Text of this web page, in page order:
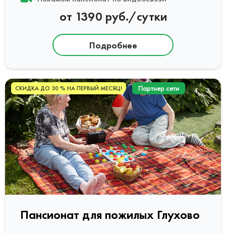
от 1390 руб./сутки
Подробнее
СКИДКА ДО 30 % НА ПЕРВЫЙ МЕСЯЦ! Партнер сети
Пансионат для пожилых Глухово